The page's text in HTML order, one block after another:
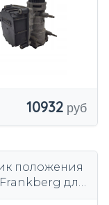
10932
положения
для